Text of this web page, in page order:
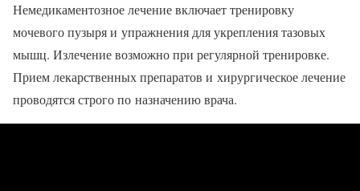
Немедикаментозное лечение включает тренировку
мочевого пузыря и упражнения для укрепления тазовых
мышц. Излечение возможно при регулярной тренировке.
Прием лекарственных препаратов и хирургическое лечение
проводятся строго по назначению врача.